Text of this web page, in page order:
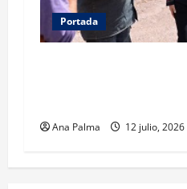
Portada
Ana Palma 12 julio, 2026